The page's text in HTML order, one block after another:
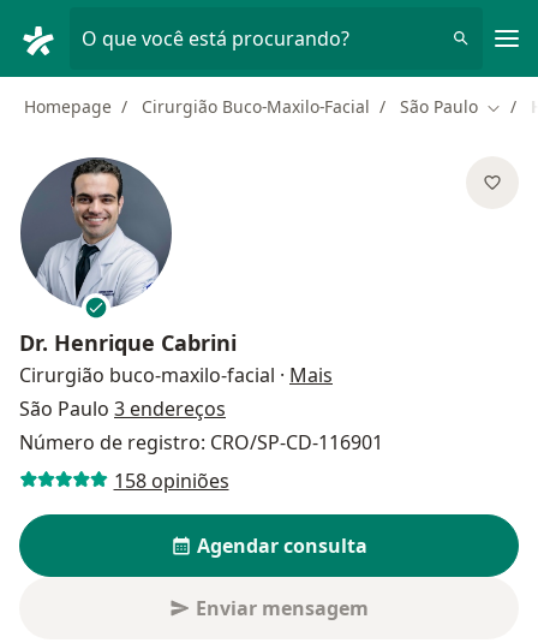
O que você está procurando?
Homepage Cirurgião Buco-Maxilo-Facial São Paulo
Dr. Henrique Cabrini
Cirurgião buco-maxilo-facial · Mais
São Paulo 3 endereços
Número de registro: CRO/SP-CD-116901
158 opiniões
Agendar consulta
Enviar mensagem